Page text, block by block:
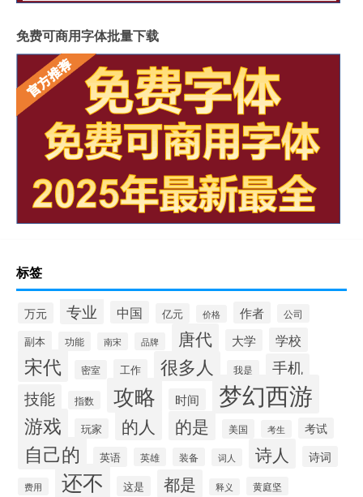
免费可商用字体批量下载
标签
万元 专业 中国 亿元 价格 作者 公司
副本 功能 南宋 品牌 唐代 大学 学校
宋代 密室 工作 很多人 我是
手机
技能
指数 攻略 时间 梦幻西游
游戏 玩家 的人 的是 美国 考生 考试
自己的 英语 英雄 装备 词人 诗人 诗词
费用 还不 这是 都是 释义 黄庭坚